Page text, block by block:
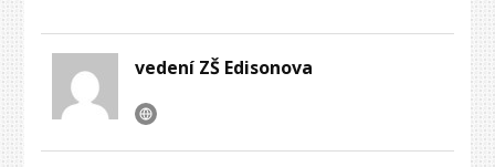
vedení ZŠ Edisonova